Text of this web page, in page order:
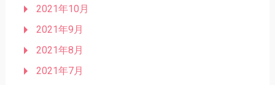
2021年10月
2021年9月
2021年8月
2021年7月